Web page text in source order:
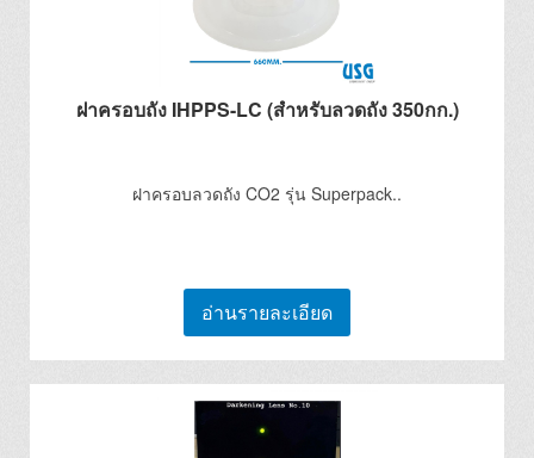
ฝาครอบถัง IHPPS-LC (สำหรับลวดถัง 350กก.)
ฝาครอบลวดถัง CO2 รุ่น Superpack..
อ่านรายละเอียด